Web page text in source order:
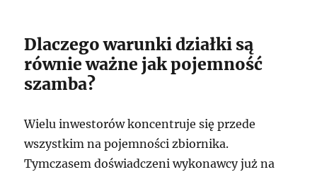
Dlaczego warunki działki są
równie ważne jak pojemność
szamba?
Wielu inwestorów koncentruje się przede
wszystkim na pojemności zbiornika.
Tymczasem doświadczeni wykonawcy już na